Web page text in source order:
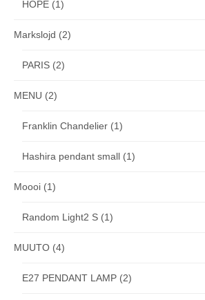
HOPE (1)
Markslojd (2)
PARIS (2)
MENU (2)
Franklin Chandelier (1)
Hashira pendant small (1)
Moooi (1)
Random Light2 S (1)
MUUTO (4)
E27 PENDANT LAMP (2)